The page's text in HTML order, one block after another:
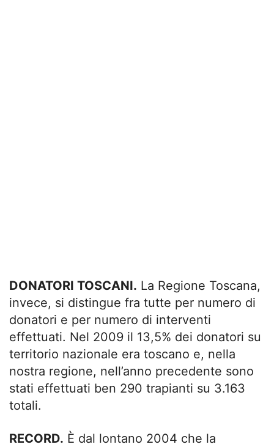
DONATORI TOSCANI. La Regione Toscana,
invece, si distingue fra tutte per numero di
donatori e per numero di interventi
effettuati. Nel 2009 il 13,5% dei donatori su
territorio nazionale era toscano e, nella
nostra regione, nell’anno precedente sono
stati effettuati ben 290 trapianti su 3.163
totali.
RECORD. È dal lontano 2004 che la